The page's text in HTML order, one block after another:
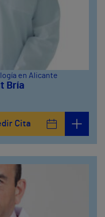
en Alicante
Bría
Cita